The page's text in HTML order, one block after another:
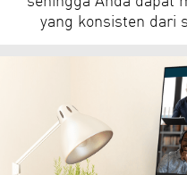
yang konsisten dari